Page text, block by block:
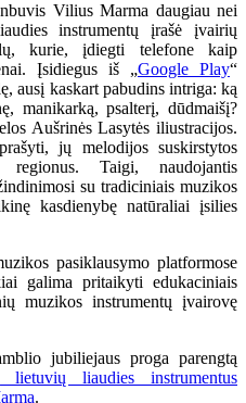
Vilius Marma daugiau nei
instrumentų įrašė įvairių
kurie, įdiegti telefone kaip
Įsidiegus iš „Google Play“
ausį kaskart pabudins intriga: ką
manikarką, psalterį, dūdmaišį?
Aušrinės Lasytės iliustracijos.
jų melodijos suskirstytos
Taigi, naudojantis
su tradiciniais muzikos
kasdienybę natūraliai įsilies
pasiklausymo platformose
galima pritaikyti edukaciniais
muzikos instrumentų įvairovę
jubiliejaus proga parengtą
liaudies instrumentus
.